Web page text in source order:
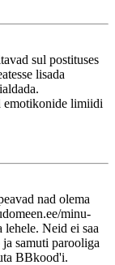
sul postituses
lisada
emotikonide limiidi
nad olema
minu-
lehele. Neid ei saa
samuti parooliga
BBkood'i.